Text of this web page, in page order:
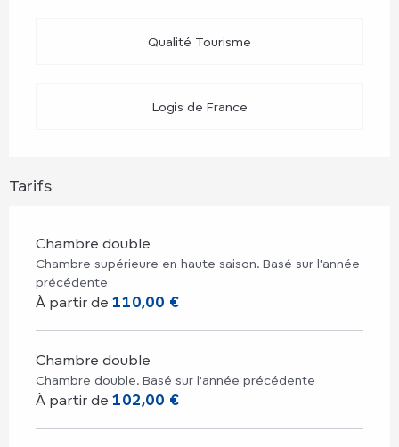
Qualité Tourisme
Logis de France
Tarifs
Chambre double
Chambre supérieure en haute saison. Basé sur l'année
précédente
À partir de 110,00 €
Chambre double
Chambre double. Basé sur l'année précédente
À partir de 102,00 €